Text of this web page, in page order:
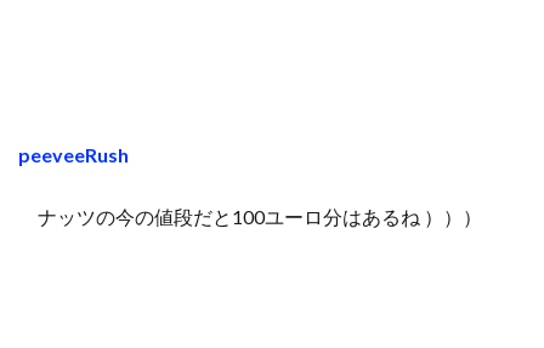
peeveeRush
ナッツの今の値段だと100ユーロ分はあるね ）））